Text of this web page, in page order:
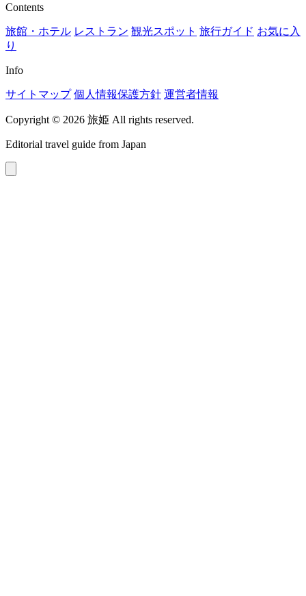
Contents
旅館・ホテル レストラン 観光スポット 旅行ガイド お気に入
り
Info
サイトマップ 個人情報保護方針 運営者情報
Copyright © 2026 旅姫 All rights reserved.
Editorial travel guide from Japan